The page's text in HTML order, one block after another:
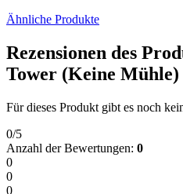
Ähnliche Produkte
Rezensionen des
Tower (Keine Mühle)
Für dieses Produkt gibt es noch
0/5
Anzahl der Bewertungen: 0
0
0
0